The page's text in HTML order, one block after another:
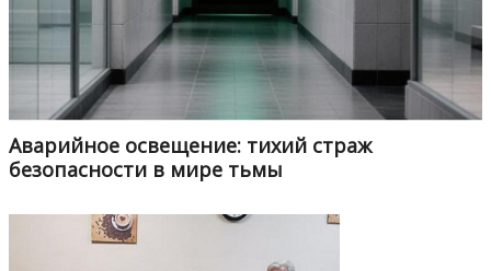
Аварийное освещение: тихий страж
безопасности в мире тьмы